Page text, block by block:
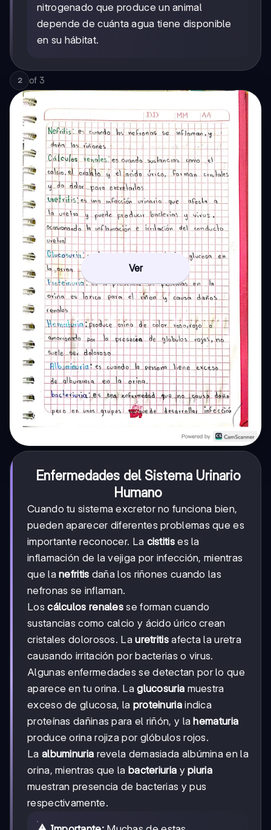
nitrogenado que produce un animal
depende de cuánta agua tiene disponible
en su hábitat.
2 of 3
Ver
Enfermedades del Sistema Urinario
Humano
Cuando tu sistema excretor no funciona bien,
pueden aparecer diferentes problemas que es
importante reconocer. La cistitises la
inflamación de la vejiga por infección, mientras
que lanefritis daña los riñones cuando las
nefronas se inflaman.
Loscálculos renales se forman cuando
sustancias como calcio y ácido úrico crean
cristales dolorosos. Lauretritisafecta la uretra
causando irritación por bacterias o virus.
Algunas enfermedades se detectan por lo que
aparece en tu orina. Laglucosuria muestra
exceso de glucosa, la proteinuriaindica
proteínas dañinas para el riñón, y la hematuria
produce orina rojiza por glóbulos rojos.
La albuminuria revela demasiada albúmina en la
orina, mientras que la bacteriuria ypiuria
muestran presencia de bacterias y pus
respectivamente.